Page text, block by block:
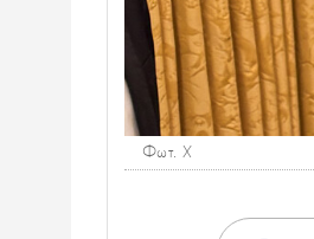
Φωτ. Χ